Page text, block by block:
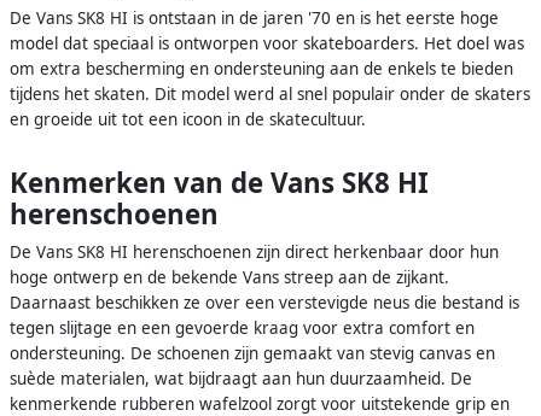
De Vans SK8 HI is ontstaan in de jaren '70 en is het eerste hoge
model dat speciaal is ontworpen voor skateboarders. Het doel was
om extra bescherming en ondersteuning aan de enkels te bieden
tijdens het skaten. Dit model werd al snel populair onder de skaters
en groeide uit tot een icoon in de skatecultuur.
Kenmerken van de Vans SK8 HI
herenschoenen
De Vans SK8 HI herenschoenen zijn direct herkenbaar door hun
hoge ontwerp en de bekende Vans streep aan de zijkant.
Daarnaast beschikken ze over een verstevigde neus die bestand is
tegen slijtage en een gevoerde kraag voor extra comfort en
ondersteuning. De schoenen zijn gemaakt van stevig canvas en
suède materialen, wat bijdraagt aan hun duurzaamheid. De
kenmerkende rubberen wafelzool zorgt voor uitstekende grip en